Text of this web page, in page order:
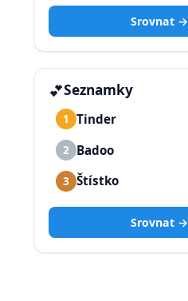
Srovnat →
💕Seznamky
1 Tinder
2 Badoo
3 Štístko
Srovnat →